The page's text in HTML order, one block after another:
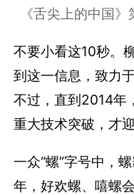
《舌尖上的中国
不要小看这10秒。
到这一信息，致力
不过，直到2014年
重大技术突破，才
一众“螺”字号中，
年，好欢螺、嘻螺